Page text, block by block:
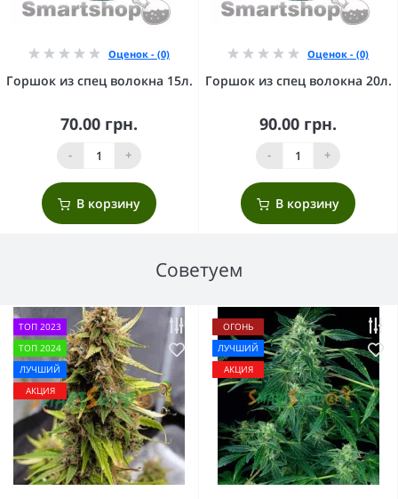
Оценок - (0)
Горшок из спец волокна 15л.
70.00 грн.
- +
В корзину
Оценок - (0)
Горшок из спец волокна 20л.
90.00 грн.
- +
В корзину
Советуем
ТОП 2023
ТОП 2024
ЛУЧШИЙ
АКЦИЯ
ОГОНЬ
ЛУЧШИЙ
АКЦИЯ